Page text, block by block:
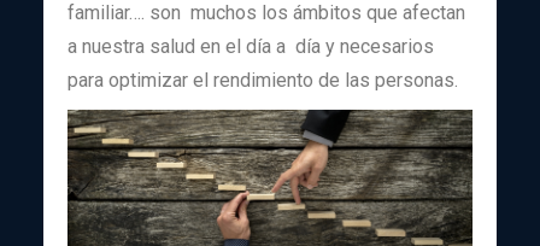
familiar…. son muchos los ámbitos que afectan
a nuestra salud en el día a día y necesarios
para optimizar el rendimiento de las personas.